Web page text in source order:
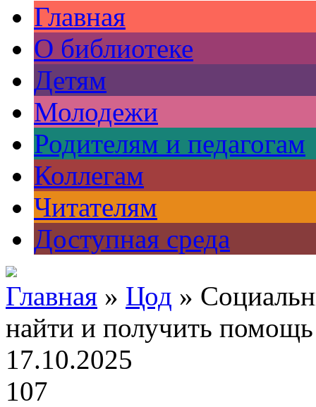
Главная
О библиотеке
Детям
Молодежи
Родителям и педагогам
Коллегам
Читателям
Доступная среда
Главная » Цод »
найти и получить помощь
17.10.2025
107